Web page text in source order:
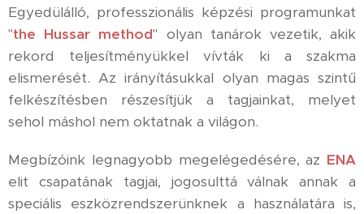
Egyedülálló, professzionális képzési programunkat
"the Hussar method" olyan tanárok vezetik, akik
rekord teljesítményükkel vívták ki a szakma
elismerését. Az irányításukkal olyan magas szintű
felkészítésben részesítjük a tagjainkat, melyet
sehol máshol nem oktatnak a világon.
Megbízóink legnagyobb megelégedésére, az ENA
elit csapatának tagjai, jogosulttá válnak annak a
speciális eszközrendszerünknek a használatára is,